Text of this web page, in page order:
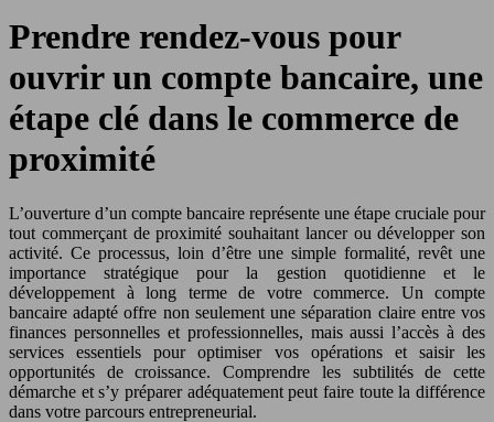
Prendre rendez-vous pour
ouvrir un compte bancaire, une
étape clé dans le commerce de
proximité
L’ouverture d’un compte bancaire représente une étape cruciale pour
tout commerçant de proximité souhaitant lancer ou développer son
activité. Ce processus, loin d’être une simple formalité, revêt une
importance stratégique pour la gestion quotidienne et le
développement à long terme de votre commerce. Un compte
bancaire adapté offre non seulement une séparation claire entre vos
finances personnelles et professionnelles, mais aussi l’accès à des
services essentiels pour optimiser vos opérations et saisir les
opportunités de croissance. Comprendre les subtilités de cette
démarche et s’y préparer adéquatement peut faire toute la différence
dans votre parcours entrepreneurial.